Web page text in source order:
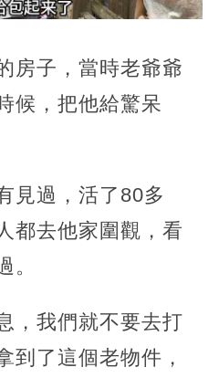
房子，當時老爺爺
候，把他給驚呆
見過，活了80多
都去他家圍觀，看
。
，我們就不要去打
到了這個老物件，